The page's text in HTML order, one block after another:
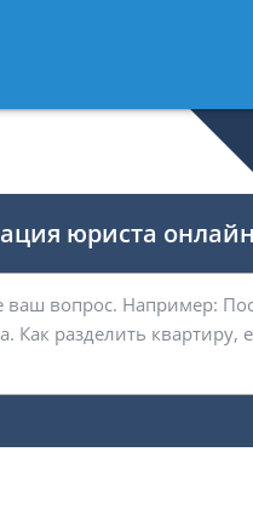
- Специалист
юриста